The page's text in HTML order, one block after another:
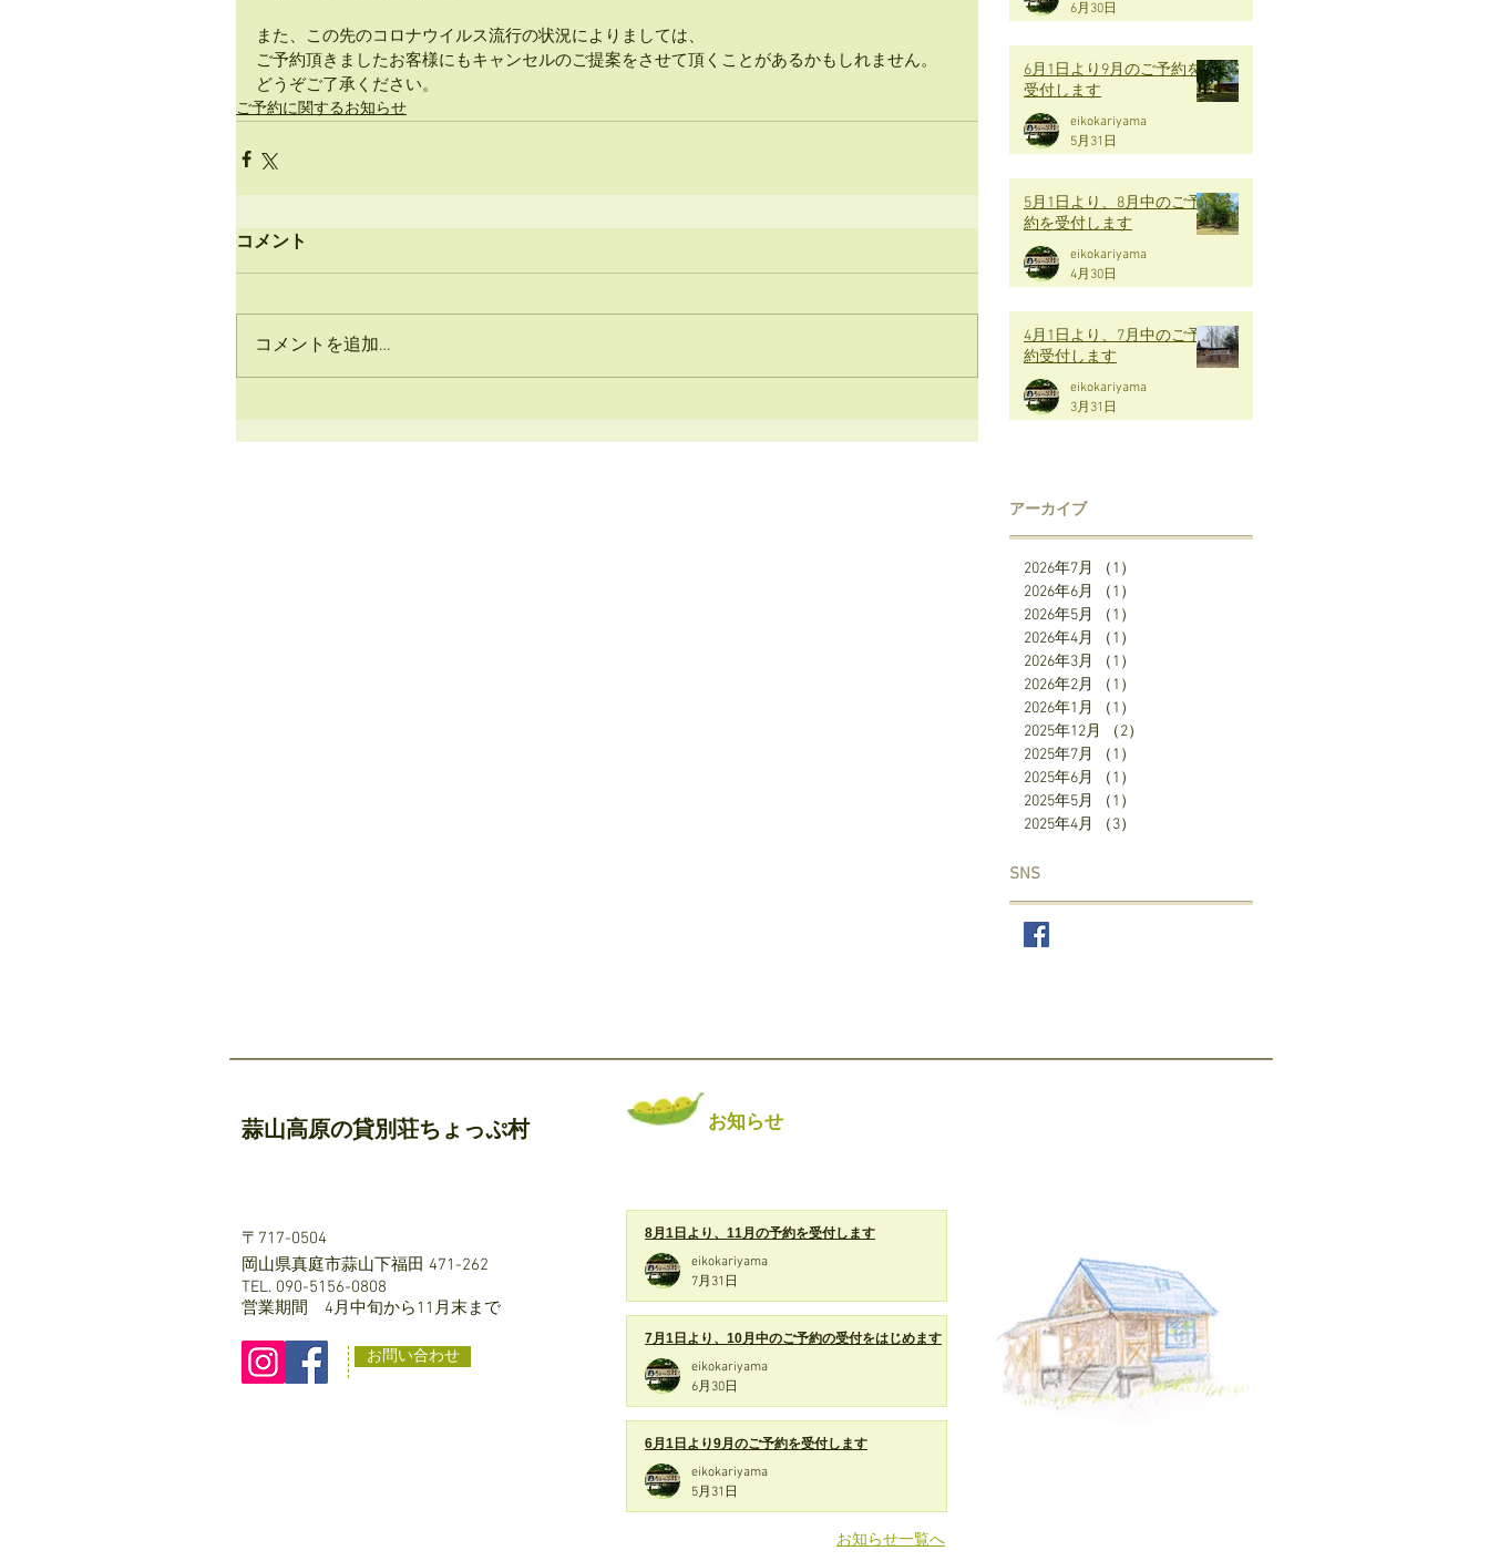
また、この先のコロナウイルス流行の状況によりましては、
ご予約頂きましたお客様にもキャンセルのご提案をさせて頂くことがあるかもしれません。
どうぞご了承ください。
ご予約に関するお知らせ
コメント
コメントを追加…
6月30日
6月1日より9月のご予約を
受付します
eikokariyama
5月31日
5月1日より、8月中のご予
約を受付します
eikokariyama
4月30日
4月1日より、7月中のご予
約受付します
eikokariyama
3月31日
アーカイブ
2026年7月 （1）
2026年6月
（1）
2026年5月
（1）
2026年4月
（1）
2026年3月
（1）
2026年2月
（1）
2026年1月
（1）
2025年12月
（2）
2025年7月
（1）
2025年6月
（1）
2025年5月
（1）
2025年4月
（3）
SNS
蒜山高原の貸別荘ちょっぷ村 お知らせ
〒717-0504
岡山県真庭市蒜山下福田 471-262
TEL. 090-5156-0808
営業期間 4月中旬から11月末まで
お問い合わせ
8月1日より、11月の予約を受付します
eikokariyama
7月31日
7月1日より、10月中のご予約の受付をはじめます
eikokariyama
6月30日
6月1日より9月のご予約を受付します
eikokariyama
5月31日
お知らせ一覧へ